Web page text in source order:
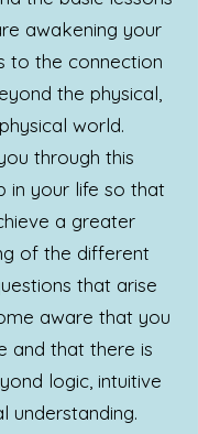
awakening your
to the connection
the physical,
world.
through this
in your life so that
a greater
of the different
that arise
aware that you
and that there is
logic, intuitive
understanding.